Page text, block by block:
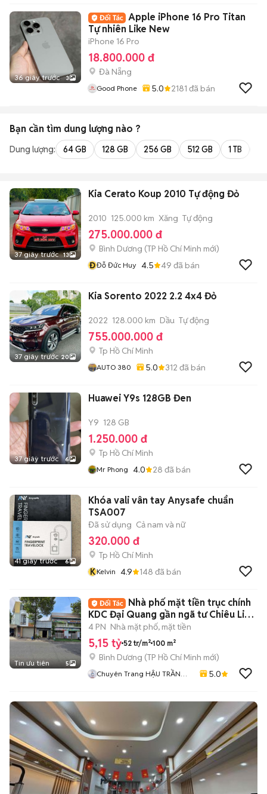
36 giây trước 3
Apple iPhone 16 Pro Titan
Tự nhiên Like New
iPhone 16 Pro
18.800.000 đ
Đà Nẵng
Good Phone 5.0 2181 đã bán
Bạn cần tìm dung lượng nào ?
Dung lượng: 64 GB 128 GB 256 GB 512 GB 1 TB
37 giây trước 13
Kia Cerato Koup 2010 Tự động Đỏ
2010 125.000 km Xăng Tự động
275.000.000 đ
Bình Dương (TP Hồ Chí Minh mới)
ĐĐỗ Đức Huy 4.5 49 đã bán
37 giây trước 20
Kia Sorento 2022 2.2 4x4 Đỏ
2022 128.000 km Dầu Tự động
755.000.000 đ
Tp Hồ Chí Minh
AUTO 380 5.0 312 đã bán
37 giây trước 6
Huawei Y9s 128GB Đen
Y9 128 GB
1.250.000 đ
Tp Hồ Chí Minh
Mr Phong 4.0 28 đã bán
41 giây trước 6
Khóa vali vân tay Anysafe chuẩn
TSA007
Đã sử dụng Cả nam và nữ
320.000 đ
Tp Hồ Chí Minh
KKelvin 4.9 148 đã bán
Tin ưu tiên 5
Nhà phố mặt tiền trục chính
KDC Đại Quang gần ngã tư Chiêu Liêu
Dĩ An
4 PN Nhà mặt phố, mặt tiền
5,15 tỷ 52 tr/m² 100 m²
Bình Dương (TP Hồ Chí Minh mới)
Chuyên Trang HẬU TRẦN
5.0